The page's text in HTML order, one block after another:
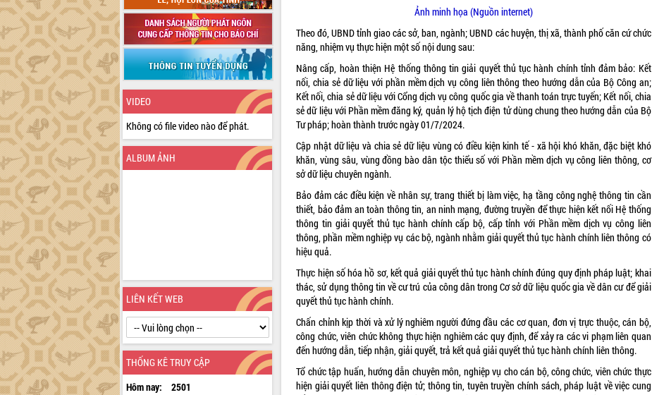
VIDEO
Không có file video nào để phát.
ALBUM ẢNH
LIÊN KẾT WEB
THỐNG KÊ TRUY CẬP
Hôm nay:
2501
Ảnh minh họa (Nguồn internet)
Theo đó, UBND tỉnh giao các sở, ban, ngành; UBND các huyện, thị xã, thành phố căn cứ chức
năng, nhiệm vụ thực hiện một số nội dung sau:
Nâng cấp, hoàn thiện Hệ thống thông tin giải quyết thủ tục hành chính tỉnh đảm bảo: Kết
nối, chia sẻ dữ liệu với phần mềm dịch vụ công liên thông theo hướng dẫn của Bộ Công an;
Kết nối, chia sẻ dữ liệu với Cổng dịch vụ công quốc gia về thanh toán trực tuyến; Kết nối, chia
sẻ dữ liệu với Phần mềm đăng ký, quản lý hộ tịch điện tử dùng chung theo hướng dẫn của Bộ
Tư pháp; hoàn thành trước ngày 01/7/2024.
Cập nhật dữ liệu và chia sẻ dữ liệu vùng có điều kiện kinh tế - xã hội khó khăn, đặc biệt khó
khăn, vùng sâu, vùng đồng bào dân tộc thiểu số với Phần mềm dịch vụ công liên thông, cơ
sở dữ liệu chuyên ngành.
Bảo đảm các điều kiện về nhân sự, trang thiết bị làm việc, hạ tầng công nghệ thông tin cần
thiết, bảo đảm an toàn thông tin, an ninh mạng, đường truyền để thực hiện kết nối Hệ thống
thông tin giải quyết thủ tục hành chính cấp bộ, cấp tỉnh với Phần mềm dịch vụ công liên
thông, phần mềm nghiệp vụ các bộ, ngành nhằm giải quyết thủ tục hành chính liên thông có
hiệu quả.
Thực hiện số hóa hồ sơ, kết quả giải quyết thủ tục hành chính đúng quy định pháp luật; khai
thác, sử dụng thông tin về cư trú của công dân trong Cơ sở dữ liệu quốc gia về dân cư để giải
quyết thủ tục hành chính.
Chấn chỉnh kịp thời và xử lý nghiêm người đứng đầu các cơ quan, đơn vị trực thuộc, cán bộ,
công chức, viên chức không thực hiện nghiêm các quy định, để xảy ra các vi phạm liên quan
đến hướng dẫn, tiếp nhận, giải quyết, trả kết quả giải quyết thủ tục hành chính liên thông.
Tổ chức tập huấn, hướng dẫn chuyên môn, nghiệp vụ cho cán bộ, công chức, viên chức thực
hiện giải quyết liên thông điện tử; thông tin, tuyên truyền chính sách, pháp luật về việc cung